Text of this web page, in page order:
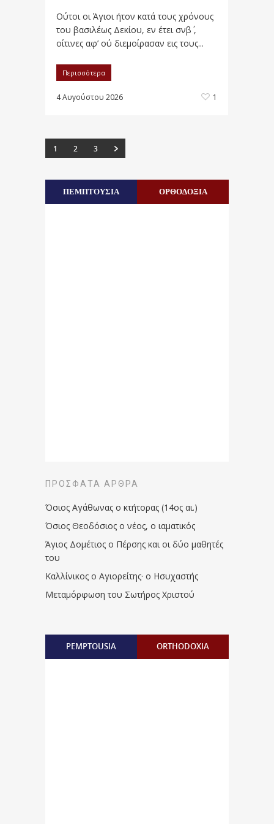
Oύτοι οι Άγιοι ήτον κατά τους χρόνους
του βασιλέως Δεκίου, εν έτει σνβ΄ ,
οίτινες αφ’ ού διεμοίρασαν εις τους...
Περισσότερα
4 Αυγούστου 2026 1
1 2 3
ΠΕΜΠΤΟΥΣΙΑ ΟΡΘΟΔΟΞΙΑ
ΠΡΌΣΦΑΤΑ ΆΡΘΡΑ
Όσιος Αγάθωνας ο κτήτορας (14ος αι.)
Όσιος Θεοδόσιος ο νέος, ο ιαματικός
Άγιος Δομέτιος ο Πέρσης και οι δύο μαθητές
του
Καλλίνικος ο Αγιορείτης · ο Ησυχαστής
Μεταμόρφωση του Σωτήρος Χριστού
PEMPTOUSIA ORTHODOXIA